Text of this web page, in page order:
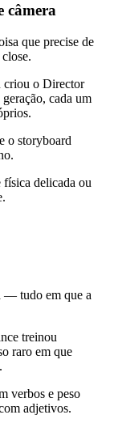
câmera
que precise de
o Director
cada um
o storyboard
física delicada ou
— tudo em que a
treinou
raro em que
verbos e peso
adjetivos.